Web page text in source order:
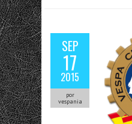
SEP
17
2015
por
vespania